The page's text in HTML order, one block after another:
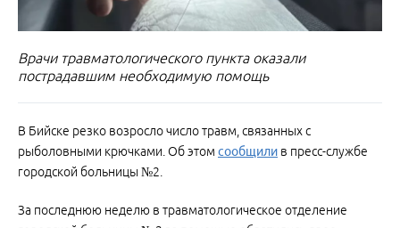
Врачи травматологического пункта оказали
пострадавшим необходимую помощь
В Бийске резко возросло число травм, связанных с
рыболовными крючками. Об этом сообщили в пресс-службе
городской больницы №2.
За последнюю неделю в травматологическое отделение